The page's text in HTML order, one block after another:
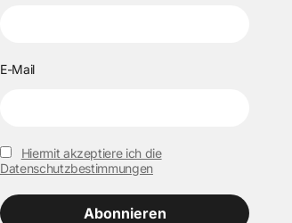
E-Mail
Hiermit akzeptiere ich die
Datenschutzbestimmungen